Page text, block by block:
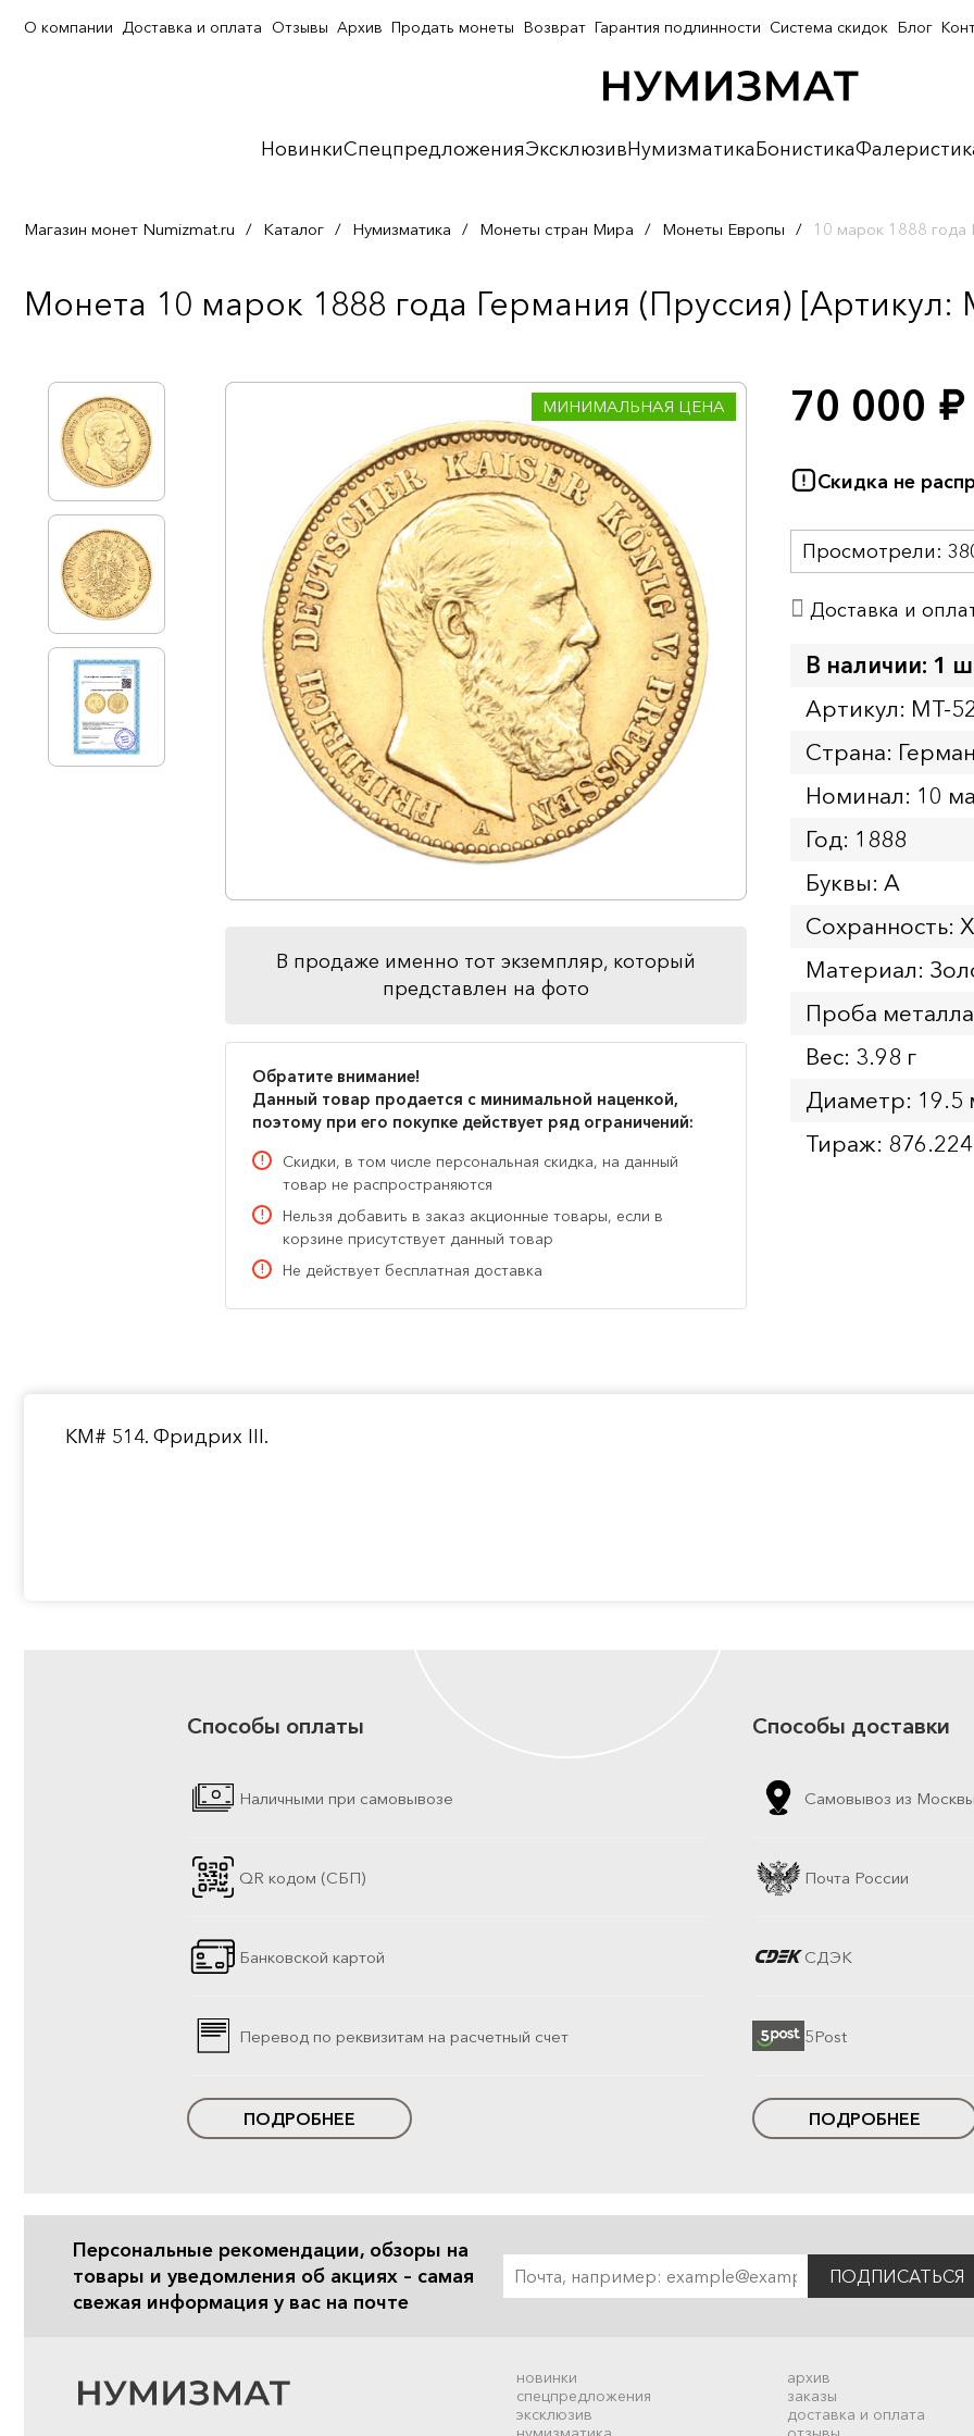
НовинкиСпецпредложенияЭксклюзивНумизматикаБонистика
О компании Доставка и оплата Отзывы Архив Продать монеты Возврат Гарантия подлинности Система скидок Блог
Магазин монет Numizmat.ru / Каталог / Нумизматика / Монеты стран Мира / Монеты Европы / 10 марок 1888 года
Монета 10 марок 1888 года Германия (Пруссия) [Артикул:
МИНИМАЛЬНАЯ ЦЕНА
В продаже именно тот экземпляр, который
представлен на фото
Обратите внимание!
Данный товар продается с минимальной наценкой,
поэтому при его покупке действует ряд ограничений:
Скидки, в том числе персональная скидка, на данный
товар не распространяются
Нельзя добавить в заказ акционные товары, если в
корзине присутствует данный товар
Не действует бесплатная доставка
70 000 руб.
Скидка не
Просмотрели:
Доставка и
В наличии: 1
Артикул: MT-
Страна:
Номинал: 10
Год: 1888
Буквы: A
Сохранность:
Материал:
Проба
Вес: 3.98 г
Диаметр: 19.5
Тираж:
KM# 514. Фридрих III.
Способы оплаты
Наличными при самовывозе
QR кодом (СБП)
Банковской картой
Перевод по реквизитам на расчетный счет
ПОДРОБНЕЕ
Способы доставки
Самовывоз из
Почта России
СДЭК
5Post
ПОДРОБНЕЕ
Персональные рекомендации, обзоры на
товары и уведомления об акциях – самая
свежая информация у вас на почте
ПОДПИСАТЬСЯ
новинки
спецпредложения
эксклюзив
архив
заказы
доставка и оплата